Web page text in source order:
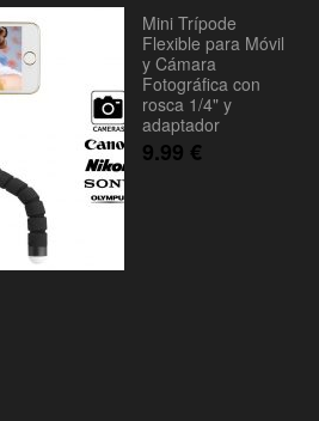
Mini Trípode
Flexible para Móvil
y Cámara
Fotográfica con
rosca 1/4" y
adaptador
9.99 €